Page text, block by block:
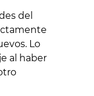
del
Lo
al haber